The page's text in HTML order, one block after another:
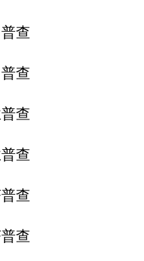
查
查
查
查
查
查